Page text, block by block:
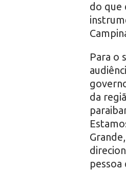
do que
Para o
da